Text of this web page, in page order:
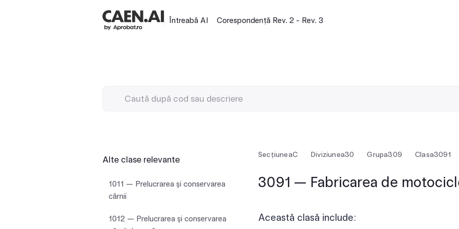
Întreabă AI Corespondență Rev. 2 - Rev. 3
Alte clase relevante
1011 — Prelucrarea şi conservarea
cărnii
1012 — Prelucrarea şi conservarea
SecțiuneaC Diviziunea30 Grupa309 Clasa3091
3091 — Fabricarea de
Această clasă include: